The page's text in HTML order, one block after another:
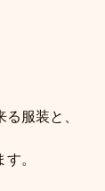
服装と、
。